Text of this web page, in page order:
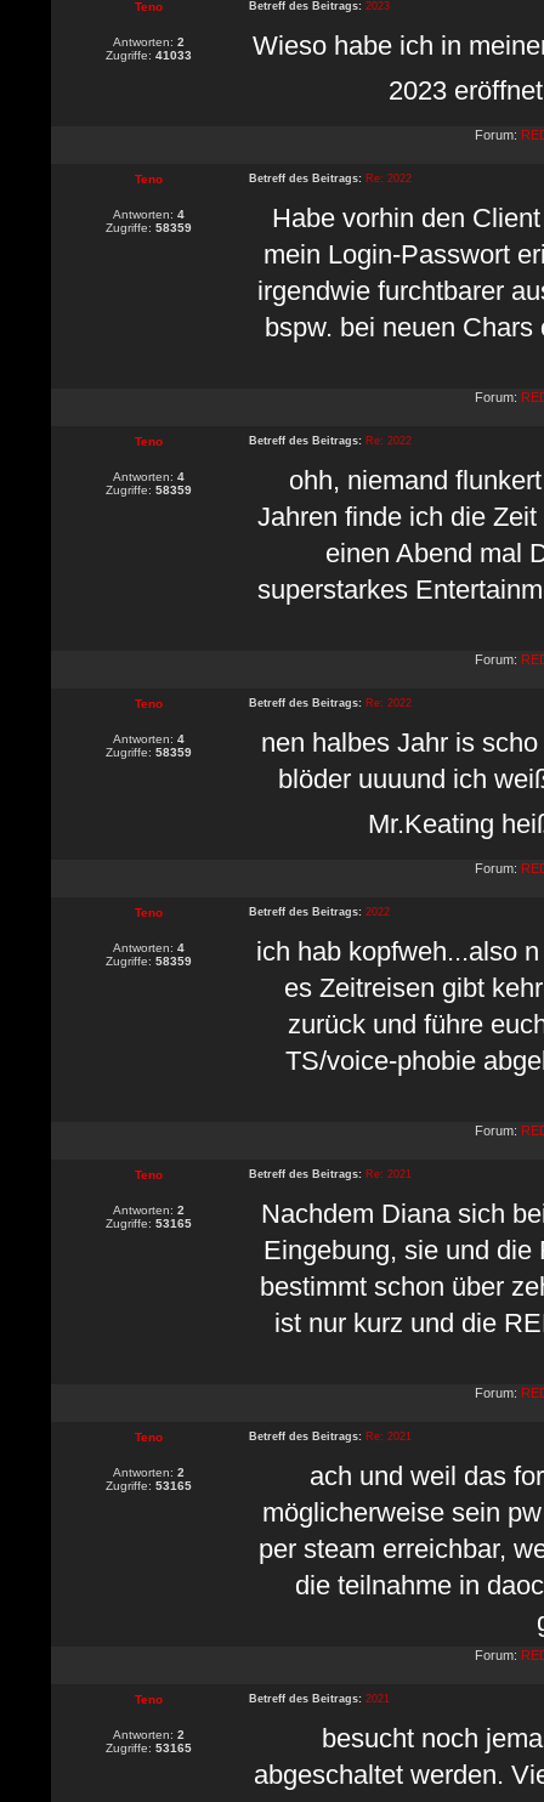
Teno Betreff des Beitrags: 2023
Antworten: 2
Zugriffe: 41033
Wieso habe ich in
2023
Forum:
Teno Betreff des Beitrags: Re: 2022
Antworten: 4
Zugriffe: 58359
Habe vorhin den
mein Login-Passwort
irgendwie furchtbarer
bspw. bei neuen
Forum:
Teno Betreff des Beitrags: Re: 2022
Antworten: 4
Zugriffe: 58359
ohh, niemand
Jahren finde ich die
einen Abend mal
superstarkes
Forum:
Teno Betreff des Beitrags: Re: 2022
Antworten: 4
Zugriffe: 58359
nen halbes Jahr is
blöder uuuund ich
Mr.Keating
Forum:
Teno Betreff des Beitrags: 2022
Antworten: 4
Zugriffe: 58359
ich hab kopfweh...also
es Zeitreisen gibt
zurück und führe
TS/voice-phobie
Forum:
Teno Betreff des Beitrags: Re: 2021
Antworten: 2
Zugriffe: 53165
Nachdem Diana sich
Eingebung, sie und
bestimmt schon über
ist nur kurz und die
Forum:
Teno Betreff des Beitrags: Re: 2021
Antworten: 2
Zugriffe: 53165
ach und weil das
möglicherweise sein
per steam erreichbar,
die teilnahme in
Forum:
Teno Betreff des Beitrags: 2021
Antworten: 2
Zugriffe: 53165
besucht noch
abgeschaltet werden.